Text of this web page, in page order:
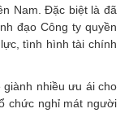
Nam. Đặc biệt là đã
đạo Công ty quyền
tình hình tài chính
nhiều ưu ái cho
chức nghỉ mát người